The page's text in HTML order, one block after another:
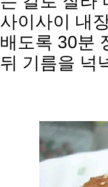
사이사이 내
배도록 30분
뒤 기름을 넉